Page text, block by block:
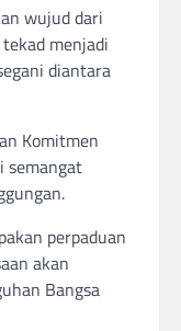
wujud dari
menjadi
diantara
Komitmen
semangat
perpaduan
akan
Bangsa